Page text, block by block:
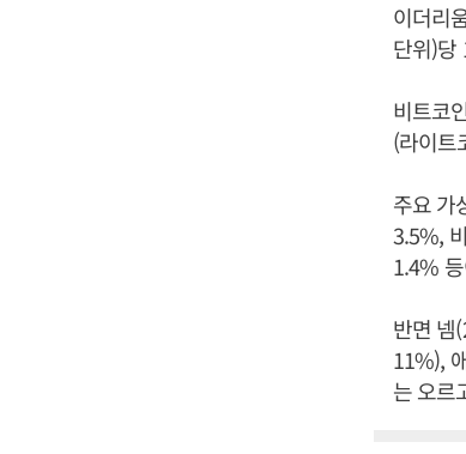
이더리
단위)당
비트코
(라이트
주요 가
3.5%,
1.4%
반면 넴
11%),
는 오르